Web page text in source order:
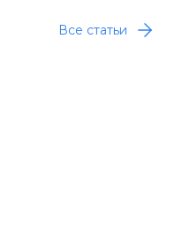
Все статьи